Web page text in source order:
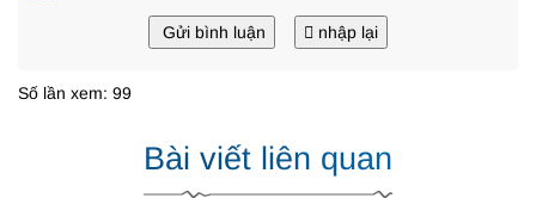
Gửi bình luận nhập lại
Số lần xem: 99
Bài viết liên quan